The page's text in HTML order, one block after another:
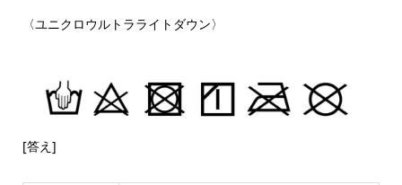
〈ユニクロウルトラライトダウン〉
[答え]